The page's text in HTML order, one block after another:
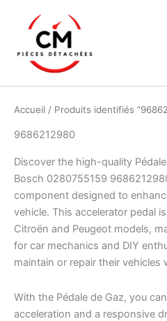
contenu
Accueil / Produits identifiés
9686212980
Discover the high-quality
Bosch 0280755159
component designed to
vehicle. This accelerator pedal
Citroën and Peugeot models,
for car mechanics and DIY
maintain or repair their vehicles
With the Pédale de Gaz, you
acceleration and a responsive